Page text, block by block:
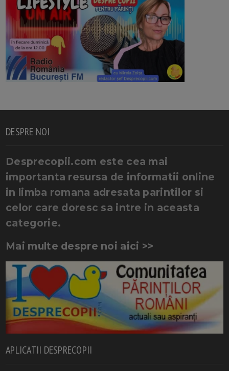
DESPRE NOI
Desprecopii.com este cea mai
importanta resursa de informatii online
in limba romana adresata parintilor si
celor care doresc sa intre in aceasta
categorie.
Mai multe despre noi aici >>
APLICATII DESPRECOPII